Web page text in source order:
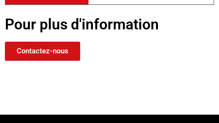
Pour plus d'information
Contactez-nous